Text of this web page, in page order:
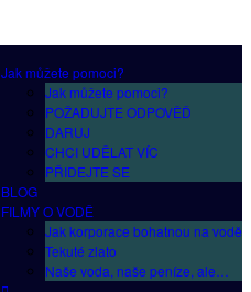
Jak můžete pomoci?
Jak můžete pomoci?
POŽADUJTE ODPOVĚĎ
DARUJ
CHCI UDĚLAT VÍC
PŘIDEJTE SE
BLOG
FILMY O VODĚ
Jak korporace bohatnou na vodě
Tekuté zlato
Naše voda, naše peníze, ale…